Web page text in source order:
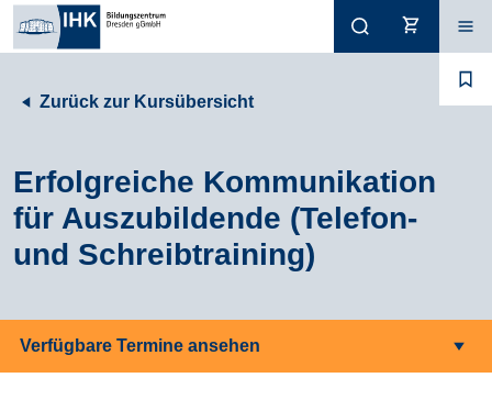
Zurück zur Kursübersicht
Erfolgreiche Kommunikation
für Auszubildende (Telefon-
und Schreibtraining)
Verfügbare Termine ansehen